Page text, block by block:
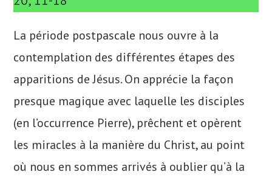
La période postpascale nous ouvre à la
contemplation des différentes étapes des
apparitions de Jésus. On apprécie la façon
presque magique avec laquelle les disciples
(en l’occurrence Pierre), prêchent et opèrent
les miracles à la manière du Christ, au point
où nous en sommes arrivés à oublier qu’à la